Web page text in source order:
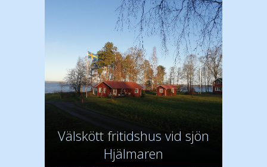
Välskött fritidshus vid sjön
Hjälmaren